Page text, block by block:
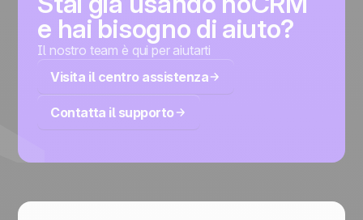
e hai bisogno di aiuto?
Il nostro team è qui per aiutarti
Visita il centro assistenza
Contatta il supporto